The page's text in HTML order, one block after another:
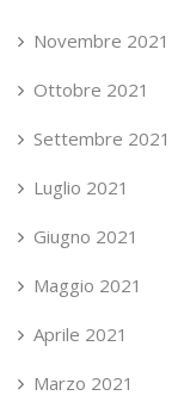
Novembre 2021
Ottobre 2021
Settembre 2021
Luglio 2021
Giugno 2021
Maggio 2021
Aprile 2021
Marzo 2021